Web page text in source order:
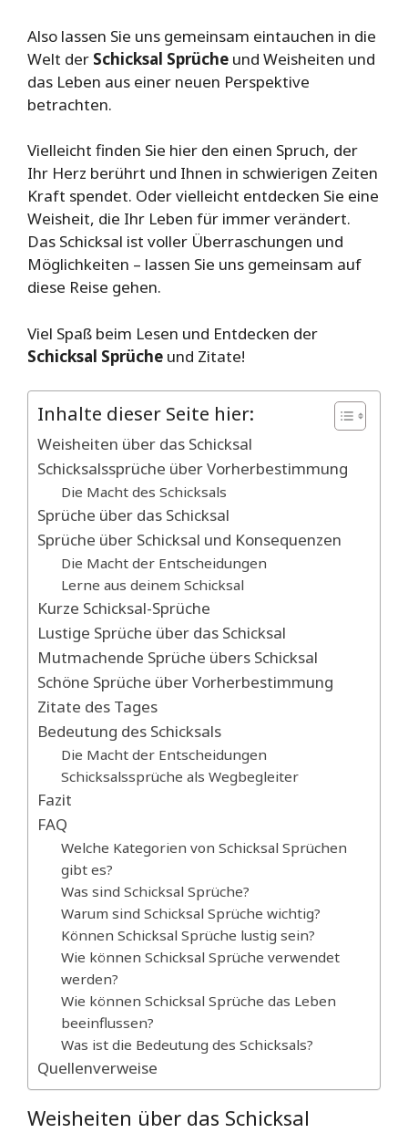
Also lassen Sie uns gemeinsam eintauchen in die
Welt der Schicksal Sprüche und Weisheiten und
das Leben aus einer neuen Perspektive
betrachten.
Vielleicht finden Sie hier den einen Spruch, der
Ihr Herz berührt und Ihnen in schwierigen Zeiten
Kraft spendet. Oder vielleicht entdecken Sie eine
Weisheit, die Ihr Leben für immer verändert.
Das Schicksal ist voller Überraschungen und
Möglichkeiten – lassen Sie uns gemeinsam auf
diese Reise gehen.
Viel Spaß beim Lesen und Entdecken der
Schicksal Sprüche und Zitate!
Inhalte dieser Seite hier:
Weisheiten über das Schicksal
Schicksalssprüche über Vorherbestimmung
Die Macht des Schicksals
Sprüche über das Schicksal
Sprüche über Schicksal und Konsequenzen
Die Macht der Entscheidungen
Lerne aus deinem Schicksal
Kurze Schicksal-Sprüche
Lustige Sprüche über das Schicksal
Mutmachende Sprüche übers Schicksal
Schöne Sprüche über Vorherbestimmung
Zitate des Tages
Bedeutung des Schicksals
Die Macht der Entscheidungen
Schicksalssprüche als Wegbegleiter
Fazit
FAQ
Welche Kategorien von Schicksal Sprüchen
gibt es?
Was sind Schicksal Sprüche?
Warum sind Schicksal Sprüche wichtig?
Können Schicksal Sprüche lustig sein?
Wie können Schicksal Sprüche verwendet
werden?
Wie können Schicksal Sprüche das Leben
beeinflussen?
Was ist die Bedeutung des Schicksals?
Quellenverweise
Weisheiten über das Schicksal